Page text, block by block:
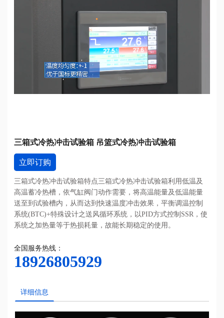
三箱式冷热冲击试验箱 吊篮式冷热冲击试验箱
立即订购
三箱式冷热冲击试验箱特点三箱式冷热冲击试验箱利用低温及
高温蓄冷热槽，依气缸阀门动作需要，将高温能量及低温能量
送至到试验槽内，从而达到快速温度冲击效果，平衡调温控制
系统(BTC)+特殊设计之送风循环系统，以PID方式控制SSR，使
系统之加热量等于热损耗量，故能长期稳定的使用。
全国服务热线：
18926805929
详细信息